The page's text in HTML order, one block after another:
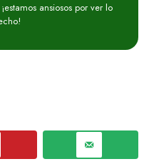
ansiosos por ver lo